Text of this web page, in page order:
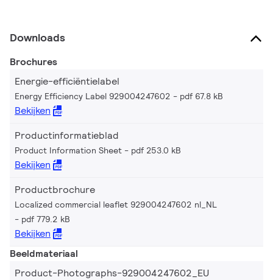
Downloads
Brochures
Energie-efficiëntielabel
Energy Efficiency Label 929004247602 pdf 67.8 kB
Bekijken
Productinformatieblad
Product Information Sheet pdf 253.0 kB
Bekijken
Productbrochure
Localized commercial leaflet 929004247602 nl_NL
pdf 779.2 kB
Bekijken
Beeldmateriaal
Product-Photographs-929004247602_EU